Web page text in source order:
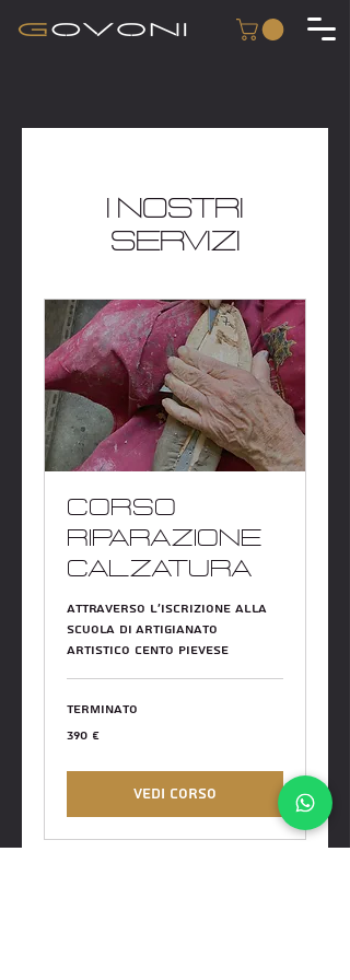
I nostri
servizi
Corso
Riparazione
Calzatura
Attraverso l'iscrizione alla
Scuola di Artigianato
Artistico Cento Pievese
Terminato
euro
390 €
Vedi corso